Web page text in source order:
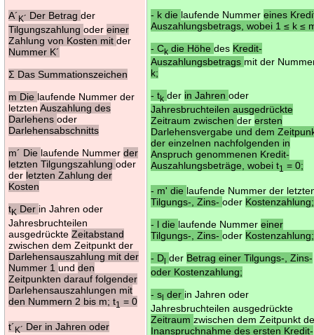
A´K´ Der Betragder
Tilgungszahlungodereiner
Zahlung von Kosten mitder
Nummer K´
Σ Das Summationszeichen
m Die laufende Nummer der
letztenAuszahlung des
Darlehensoder
Darlehensabschnitts
m´ Die laufende Nummerder
letzten Tilgungszahlungoder
der letzten Zahlung der
Kosten
tK Der in Jahren oder
Jahresbruchteilen
ausgedrückteZeitabstand
zwischen dem Zeitpunkt der
Darlehensauszahlung mit der
Nummer 1undden
Zeitpunkten darauf folgender
Darlehensauszahlungen mit
den Nummern 2 bis m; t1 = 0
t´K´ Der in Jahren oder
- k die laufende Nummereines
Auszahlungsbetrags, wobei 1 ≤ k ≤
- Ck die Höhedes Kredit-
Auszahlungsbetrags mit der
k;
- tk der in Jahrenoder
Jahresbruchteilen ausgedrückte
Zeitraum zwischenderersten
Darlehensvergabe und dem
der einzelnen nachfolgenden in
Anspruch genommenen Kredit-
Auszahlungsbeträge, wobei t1 = 0;
- m' die laufende Nummer der
Tilgungs-, Zins-oder Kostenzahlung;
- l die laufende Nummereiner
Tilgungs-, Zins-oder Kostenzahlung;
- Dl der Betrag einer Tilgungs-, Zins-
oder Kostenzahlung;
- sl der in Jahren oder
Jahresbruchteilen ausgedrückte
Zeitraumzwischen dem Zeitpunkt
Inanspruchnahme des ersten Kredit-